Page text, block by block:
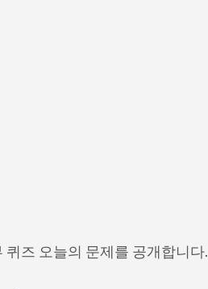
퀴즈 오늘의 문제를 공개합니다.